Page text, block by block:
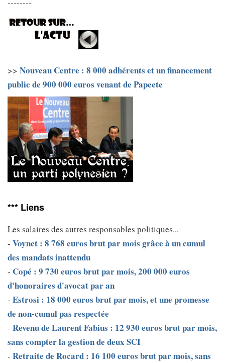
--------
>> Nouveau Centre : 8 000 adhérents et un financement
public de 900 000 euros venant de Papeete
*** Liens
Les salaires des autres responsables politiques...
- Voynet : 8 768 euros brut par mois grâce à un cumul
des mandats inattendu
- Copé : 9 730 euros brut par mois, 200 000 euros
d'honoraires d'avocat par an
- Estrosi : 18 000 euros brut par mois, et une promesse
de non-cumul pas respectée
- Revenu de Laurent Fabius : 12 930 euros brut par mois,
sans compter la gestion de deux SCI
- Retraite de Rocard : 16 100 euros brut par mois, sans